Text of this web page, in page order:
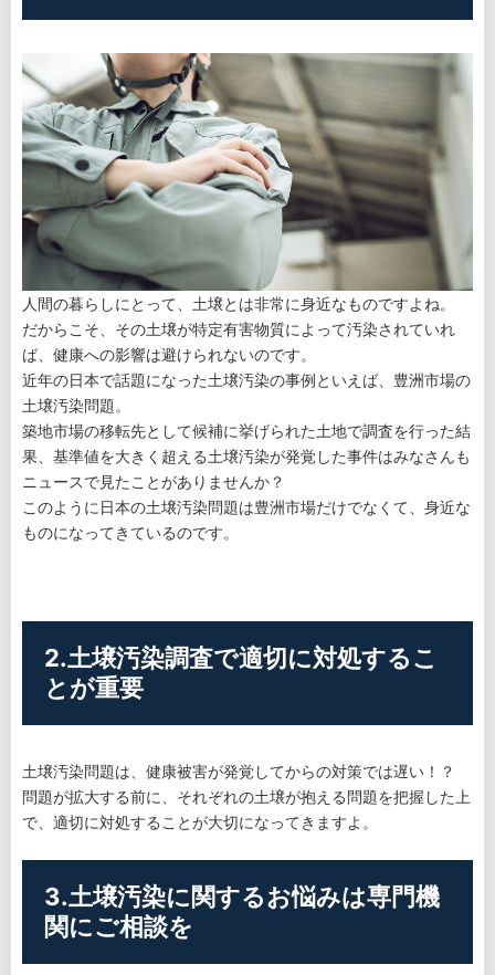
人間の暮らしにとって、土壌とは非常に身近なものですよね。
だからこそ、その土壌が特定有害物質によって汚染されていれ
ば、健康への影響は避けられないのです。
近年の日本で話題になった土壌汚染の事例といえば、豊洲市場の
土壌汚染問題。
築地市場の移転先として候補に挙げられた土地で調査を行った結
果、基準値を大きく超える土壌汚染が発覚した事件はみなさんも
ニュースで見たことがありませんか？
このように日本の土壌汚染問題は豊洲市場だけでなくて、身近な
ものになってきているのです。
2.土壌汚染調査で適切に対処するこ
とが重要
土壌汚染問題は、健康被害が発覚してからの対策では遅い！？
問題が拡大する前に、それぞれの土壌が抱える問題を把握した上
で、適切に対処することが大切になってきますよ。
3.土壌汚染に関するお悩みは専門機
関にご相談を